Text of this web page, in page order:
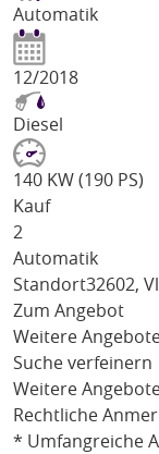
Automatik
12/2018
Diesel
140 KW (190 PS)
Kauf
2
Automatik
Standort32602,
Zum Angebot
Weitere
Suche verfeinern
Weitere
Rechtliche
* Umfangreiche